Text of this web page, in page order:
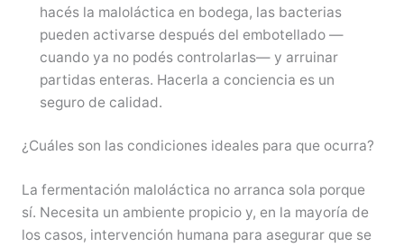
hacés la maloláctica en bodega, las bacterias
pueden activarse después del embotellado —
cuando ya no podés controlarlas— y arruinar
partidas enteras. Hacerla a conciencia es un
seguro de calidad.
¿Cuáles son las condiciones ideales para que ocurra?
La fermentación maloláctica no arranca sola porque
sí. Necesita un ambiente propicio y, en la mayoría de
los casos, intervención humana para asegurar que se